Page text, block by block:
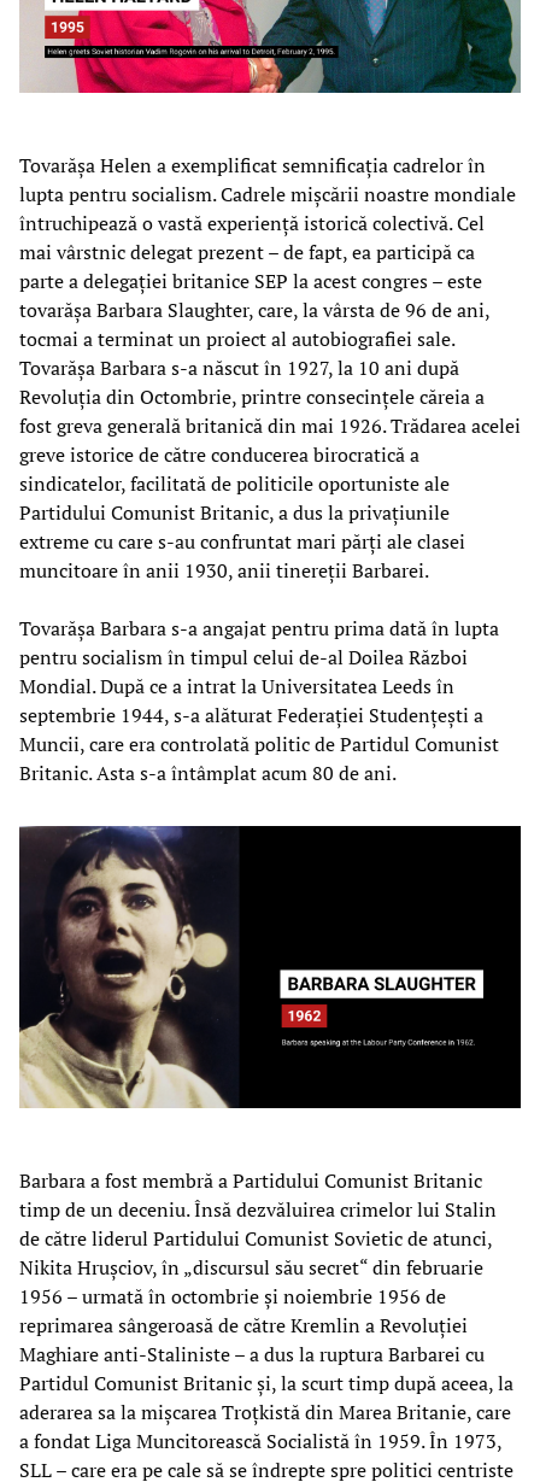
Tovarășa Helen a exemplificat semnificația cadrelor în
lupta pentru socialism. Cadrele mișcării noastre mondiale
întruchipează o vastă experiență istorică colectivă. Cel
mai vârstnic delegat prezent – de fapt, ea participă ca
parte a delegației britanice SEP la acest congres – este
tovarășa Barbara Slaughter, care, la vârsta de 96 de ani,
tocmai a terminat un proiect al autobiografiei sale.
Tovarășa Barbara s-a născut în 1927, la 10 ani după
Revoluția din Octombrie, printre consecințele căreia a
fost greva generală britanică din mai 1926. Trădarea acelei
greve istorice de către conducerea birocratică a
sindicatelor, facilitată de politicile oportuniste ale
Partidului Comunist Britanic, a dus la privațiunile
extreme cu care s-au confruntat mari părți ale clasei
muncitoare în anii 1930, anii tinereții Barbarei.
Tovarășa Barbara s-a angajat pentru prima dată în lupta
pentru socialism în timpul celui de-al Doilea Război
Mondial. După ce a intrat la Universitatea Leeds în
septembrie 1944, s-a alăturat Federației Studențești a
Muncii, care era controlată politic de Partidul Comunist
Britanic. Asta s-a întâmplat acum 80 de ani.
Barbara a fost membră a Partidului Comunist Britanic
timp de un deceniu. Însă dezvăluirea crimelor lui Stalin
de către liderul Partidului Comunist Sovietic de atunci,
Nikita Hrușciov, în „discursul său secret“ din februarie
1956 – urmată în octombrie și noiembrie 1956 de
reprimarea sângeroasă de către Kremlin a Revoluției
Maghiare anti-Staliniste – a dus la ruptura Barbarei cu
Partidul Comunist Britanic și, la scurt timp după aceea, la
aderarea sa la mișcarea Troțkistă din Marea Britanie, care
a fondat Liga Muncitorească Socialistă în 1959. În 1973,
SLL – care era pe cale să se îndrepte spre politici centriste